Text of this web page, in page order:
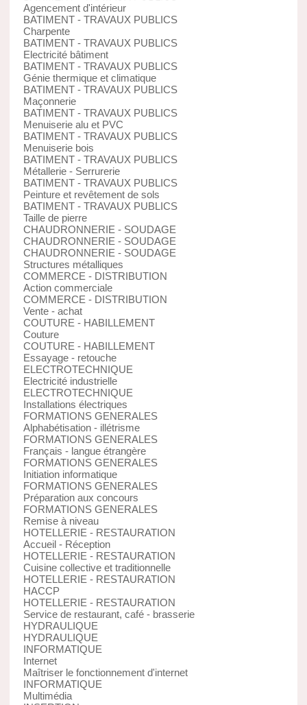
Agencement d'intérieur
BATIMENT - TRAVAUX PUBLICS
Charpente
BATIMENT - TRAVAUX PUBLICS
Electricité bâtiment
BATIMENT - TRAVAUX PUBLICS
Génie thermique et climatique
BATIMENT - TRAVAUX PUBLICS
Maçonnerie
BATIMENT - TRAVAUX PUBLICS
Menuiserie alu et PVC
BATIMENT - TRAVAUX PUBLICS
Menuiserie bois
BATIMENT - TRAVAUX PUBLICS
Métallerie - Serrurerie
BATIMENT - TRAVAUX PUBLICS
Peinture et revêtement de sols
BATIMENT - TRAVAUX PUBLICS
Taille de pierre
CHAUDRONNERIE - SOUDAGE
CHAUDRONNERIE - SOUDAGE
CHAUDRONNERIE - SOUDAGE
Structures métalliques
COMMERCE - DISTRIBUTION
Action commerciale
COMMERCE - DISTRIBUTION
Vente - achat
COUTURE - HABILLEMENT
Couture
COUTURE - HABILLEMENT
Essayage - retouche
ELECTROTECHNIQUE
Electricité industrielle
ELECTROTECHNIQUE
Installations électriques
FORMATIONS GENERALES
Alphabétisation - illétrisme
FORMATIONS GENERALES
Français - langue étrangère
FORMATIONS GENERALES
Initiation informatique
FORMATIONS GENERALES
Préparation aux concours
FORMATIONS GENERALES
Remise à niveau
HOTELLERIE - RESTAURATION
Accueil - Réception
HOTELLERIE - RESTAURATION
Cuisine collective et traditionnelle
HOTELLERIE - RESTAURATION
HACCP
HOTELLERIE - RESTAURATION
Service de restaurant, café - brasserie
HYDRAULIQUE
HYDRAULIQUE
INFORMATIQUE
Internet
Maîtriser le fonctionnement d'internet
INFORMATIQUE
Multimédia